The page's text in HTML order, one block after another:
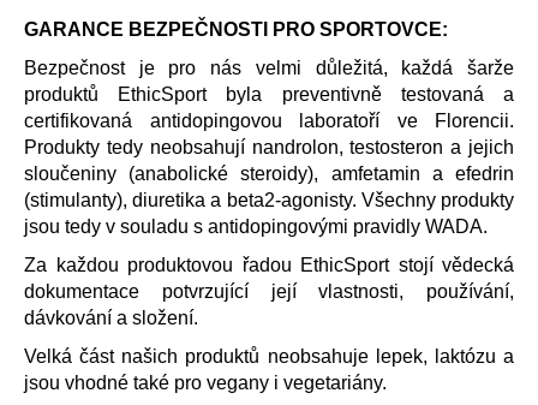
GARANCE BEZPEČNOSTI PRO SPORTOVCE:
Bezpečnost je pro nás velmi důležitá, každá šarže
produktů EthicSport byla preventivně testovaná a
certifikovaná antidopingovou laboratoří ve Florencii.
Produkty tedy neobsahují nandrolon,testosteron a jejich
sloučeniny (anabolické steroidy), amfetamin a efedrin
(stimulanty), diuretika a beta2-agonisty. Všechny produkty
jsou tedy v souladu s antidopingovými pravidly WADA.
Za každou produktovou řadou EthicSport stojí vědecká
dokumentace potvrzující její vlastnosti, používání,
dávkování a složení.
Velká část našich produktů neobsahuje lepek, laktózu a
jsou vhodné také pro vegany i vegetariány.